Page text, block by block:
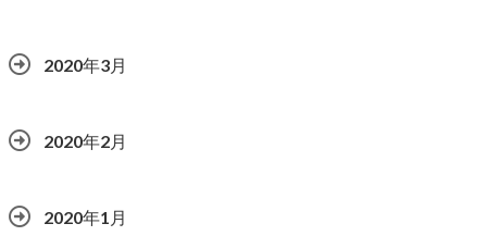
2020年3月
2020年2月
2020年1月